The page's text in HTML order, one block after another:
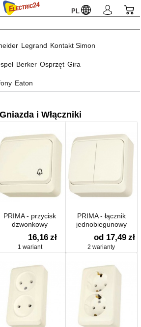
PL
Legrand Kontakt Simon
Berker Osprzęt Gira
Eaton
i Włączniki
PRIMA - przycisk
dzwonkowy
16,16 zł
1 wariant
PRIMA - łącznik
jednobiegunowy
dwuobwodowy
od 17,49 zł
2 warianty